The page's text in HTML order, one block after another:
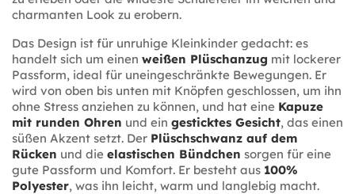
charmanten Look zu erobern.
Das Design ist für unruhige Kleinkinder gedacht: es
handelt sich um einen weißen Plüschanzug mit lockerer
Passform, ideal für uneingeschränkte Bewegungen. Er
wird von oben bis unten mit Knöpfen geschlossen, um ihn
ohne Stress anziehen zu können, und hat eine Kapuze
mit runden Ohren und ein gesticktes Gesicht, das einen
süßen Akzent setzt. Der Plüschschwanz auf dem
Rücken und die elastischen Bündchen sorgen für eine
gute Passform und Komfort. Er besteht aus 100%
Polyester, was ihn leicht, warm und langlebig macht.